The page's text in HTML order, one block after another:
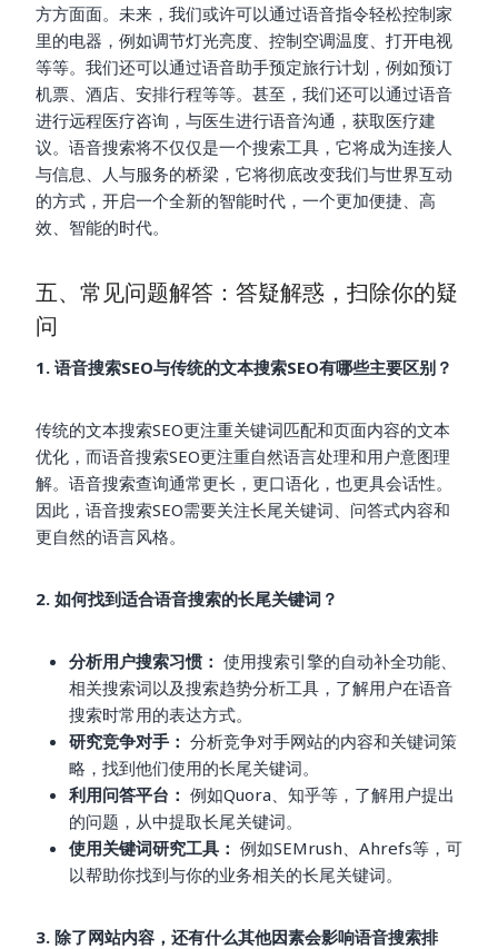
方方面面。未来，我们或许可以通过语音指令轻松控制家
里的电器，例如调节灯光亮度、控制空调温度、打开电视
等等。我们还可以通过语音助手预定旅行计划，例如预订
机票、酒店、安排行程等等。甚至，我们还可以通过语音
进行远程医疗咨询，与医生进行语音沟通，获取医疗建
议。语音搜索将不仅仅是一个搜索工具，它将成为连接人
与信息、人与服务的桥梁，它将彻底改变我们与世界互动
的方式，开启一个全新的智能时代，一个更加便捷、高
效、智能的时代。
五、常见问题解答：答疑解惑，扫除你的疑
问
1. 语音搜索SEO与传统的文本搜索SEO有哪些主要区别？
传统的文本搜索SEO更注重关键词匹配和页面内容的文本
优化，而语音搜索SEO更注重自然语言处理和用户意图理
解。语音搜索查询通常更长，更口语化，也更具会话性。
因此，语音搜索SEO需要关注长尾关键词、问答式内容和
更自然的语言风格。
2. 如何找到适合语音搜索的长尾关键词？
分析用户搜索习惯： 使用搜索引擎的自动补全功能、
相关搜索词以及搜索趋势分析工具，了解用户在语音
搜索时常用的表达方式。
研究竞争对手： 分析竞争对手网站的内容和关键词策
略，找到他们使用的长尾关键词。
利用问答平台： 例如Quora、知乎等，了解用户提出
的问题，从中提取长尾关键词。
使用关键词研究工具： 例如SEMrush、Ahrefs等，可
以帮助你找到与你的业务相关的长尾关键词。
3. 除了网站内容，还有什么其他因素会影响语音搜索排